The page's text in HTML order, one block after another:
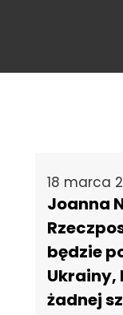
18 marca
Joanna
będzie
Ukrainy,
żadnej